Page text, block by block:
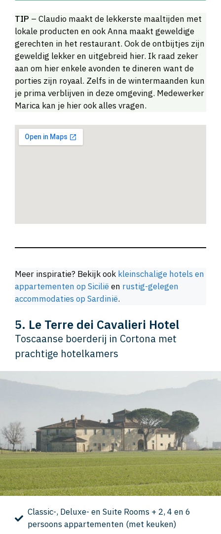
TIP – Claudio maakt de lekkerste maaltijden met
lokale producten en ook Anna maakt geweldige
gerechten in het restaurant. Ook de ontbijtjes zijn
geweldig lekker en uitgebreid hier. Ik raad zeker
aan om hier enkele avonden te dineren want de
porties zijn royaal. Zelfs in de wintermaanden kun
je prima verblijven in deze omgeving. Medewerker
Marica kan je hier ook alles vragen.
Meer inspiratie? Bekijk ook kleinschalige hotels en
appartementen op Siciliëen rustig-gelegen
accommodaties op Sardinië.
5. Le Terre dei Cavalieri Hotel
Toscaanse boerderij in Cortona met
prachtige hotelkamers
Classic-, Deluxe- en Suite Rooms + 2, 4 en 6
persoons appartementen (met keuken)